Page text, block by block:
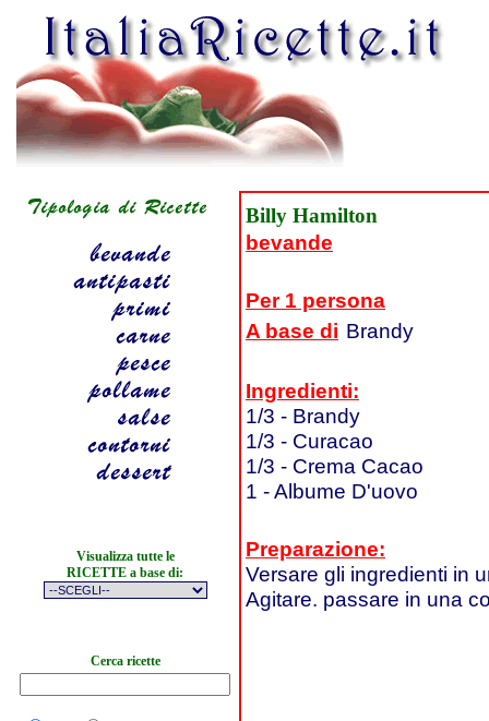
Visualizza tutte le
RICETTE a base di:
Cerca ricette
Billy Hamilton
bevande
Per 1 persona
A base di Brandy
Ingredienti:
1/3 - Brandy
1/3 - Curacao
1/3 - Crema Cacao
1 - Albume D'uovo
Preparazione:
Versare gli ingredienti in
Agitare. passare in una